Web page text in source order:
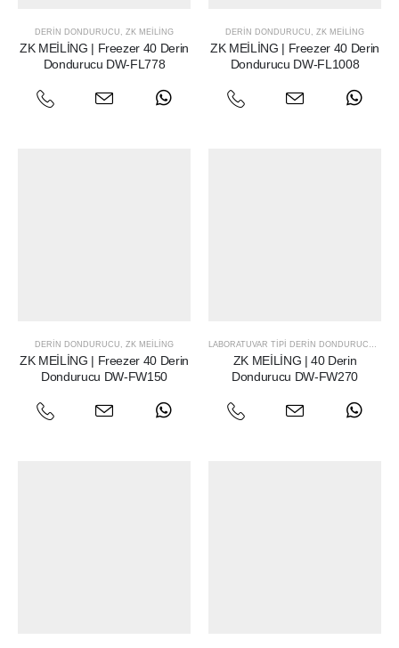
DERIN DONDURUCU , ZK MEILING
ZK MEİLİNG | Freezer 40 Derin
Dondurucu DW-FL778
DERIN DONDURUCU , ZK MEILING
ZK MEİLİNG | Freezer 40 Derin
Dondurucu DW-FL1008
DERIN DONDURUCU , ZK MEILING
ZK MEİLİNG | Freezer 40 Derin
Dondurucu DW-FW150
LABORATUVAR TIPI DERIN DONDURUCU,
ZK MEİLİNG | 40 Derin
Dondurucu DW-FW270